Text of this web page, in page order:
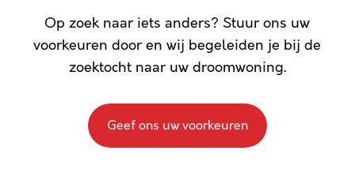
Op zoek naar iets anders? Stuur ons uw
voorkeuren door en wij begeleiden je bij de
zoektocht naar uw droomwoning.
Geef ons uw voorkeuren